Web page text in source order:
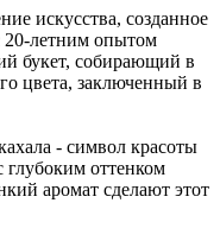
искусства, созданное
20-летним опытом
букет, собирающий в
цвета, заключенный в
- символ красоты
глубоким оттенком
аромат сделают этот